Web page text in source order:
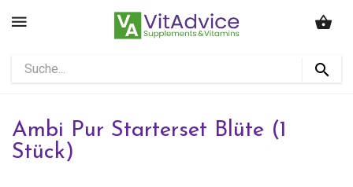
Ambi Pur Starterset Blüte (1
Stück)